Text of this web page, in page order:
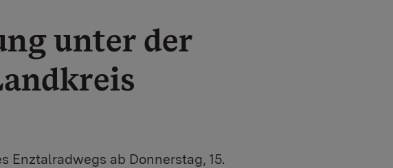
unter der
Enztalradwegs ab Donnerstag, 15.